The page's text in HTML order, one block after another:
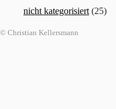
nicht kategorisiert (25)
© Christian Kellersmann